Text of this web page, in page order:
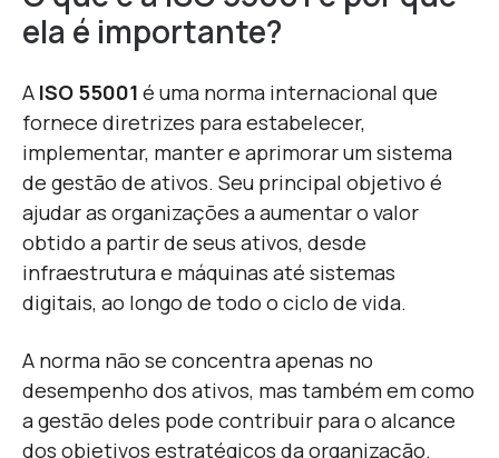
ela é importante?
A ISO 55001 é uma norma internacional que
fornece diretrizes para estabelecer,
implementar, manter e aprimorar um sistema
de gestão de ativos. Seu principal objetivo é
ajudar as organizações a aumentar o valor
obtido a partir de seus ativos, desde
infraestrutura e máquinas até sistemas
digitais, ao longo de todo o ciclo de vida.
A norma não se concentra apenas no
desempenho dos ativos, mas também em como
a gestão deles pode contribuir para o alcance
dos objetivos estratégicos da organização.